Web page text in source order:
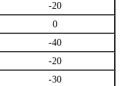
-20
0
-40
-20
-30